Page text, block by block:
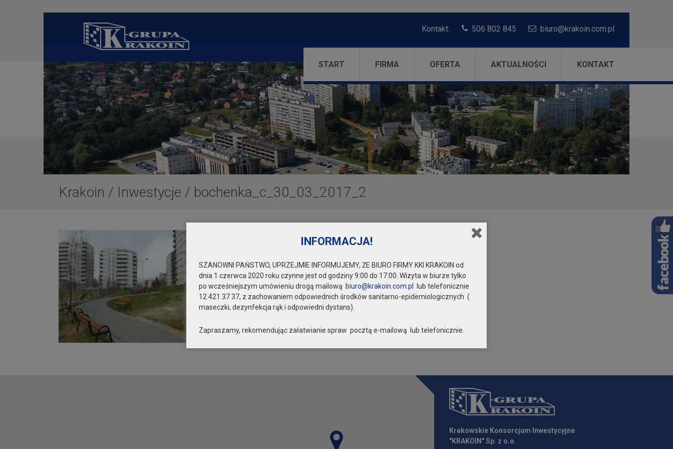
Kontakt: 506 802 845 biuro@krakoin.com.pl
START FIRMA OFERTA AKTUALNOŚCI KONTAKT
Krakoin / Inwestycje / bochenka_c_30_03_2017_2
Krakowskie Konsorcjum Inwestycyjne
"KRAKOIN" Sp. z o.o.
INFORMACJA!
SZANOWNI PAŃSTWO, UPRZEJMIE INFORMUJEMY, ŻE BIURO FIRMY KKI KRAKOIN od
dnia 1 czerwca 2020 roku czynne jest od godziny 9:00 do 17:00. Wizyta w biurze tylko
po wcześniejszym umówieniu drogą mailową biuro@krakoin.com.pl
lub telefonicznie
12 421 37 37, z zachowaniem odpowiednich środków sanitarno-epidemiologicznych (
maseczki, dezynfekcja rąk i odpowiedni dystans).
Zapraszamy, rekomendując załatwianie spraw pocztą e-mailową lub telefonicznie.